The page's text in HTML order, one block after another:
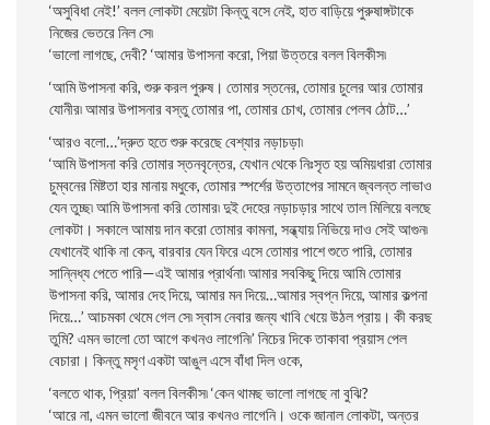
‘অসুবিধা নেই!’ বলল লােকটা মেয়েটা কিন্তু বসে নেই, হাত বাড়িয়ে পুরুষাঙ্গটাকে
নিজের ভেতরে নিল সে৷
‘ভালাে লাগছে, দেবী? ‘আমার উপাসনা করাে, পিয়া উত্তরে বলল বিলকীস৷
‘আমি উপাসনা করি, শুরু করল পুরুষ। তোমার স্তনের, তােমার চুলের আর তােমার
যােনীর৷ আমার উপাসনার বস্তু তােমার পা, তােমার চোখ, তােমার পেলব ঠোট…’
‘আরও বলাে…’দ্রুত হতে শুরু করেছে বেশ্যার নড়াচড়া৷
‘আমি উপাসনা করি তােমার স্তনবৃন্তের, যেখান থেকে নিঃসৃত হয় অমিয়ধারা তােমার
চুম্বনের মিষ্টতা হার মানায় মধুকে, তােমার স্পর্শের উত্তাপের সামনে জ্বলন্ত লাভাও
যেন তুচ্ছ৷ আমি উপাসনা করি তােমার৷ দুই দেহের নড়াচড়ার সাথে তাল মিলিয়ে বলছে
লােকটা। সকালে আমায় দান করাে তােমার কামনা, সন্ধ্যায় নিভিয়ে দাও সেই আগুন৷
যেখানেই থাকি না কেন, বারবার যেন ফিরে এসে তােমার পাশে শুতে পারি, তােমার
সান্নিধ্য পেতে পারি—এই আমার প্রার্থনা৷ আমার সবকিছু দিয়ে আমি তােমার
উপাসনা করি, আমার দেহ দিয়ে, আমার মন দিয়ে…আমার স্বপ্ন দিয়ে, আমার কল্পনা
দিয়ে…’ আচমকা থেমে গেল সে৷ স্বাস নেবার জন্য খাবি খেয়ে উঠল প্রায়। কী করছ
তুমি? এমন ভালাে তাে আগে কখনও লাগেনি৷’ নিচের দিকে তাকাবা প্রয়াস পেল
বেচারা। কিন্তু মসৃণ একটা আঙুল এসে বাঁধা দিল ওকে,
‘বলতে থাক, প্রিয়া’ বলল বিলকীস৷ ‘কেন থামছ ভালাে লাগছে না বুঝি?
‘আরে না, এমন ভালাে জীবনে আর কখনও লাগেনি। ওকে জানাল লােকটা, অন্তর